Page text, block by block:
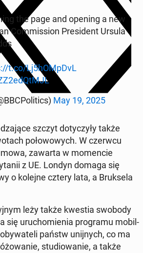
the page and opening a new
Com­mis­sion Pres­i­dent Ursula
t.co/Lj5hOMpDvL
May 19, 2025
szczyt doty­czyły także
połowowych. W czerwcu
zawarta w mo­men­cie
z UE. Londyn domaga się
o kolejne cztery lata, a Bruk­sela
leży także kwestia swobody
się uru­chomienia pro­gra­mu mo­bil­
państw uni­jnych, co ma
stu­diowanie, a także